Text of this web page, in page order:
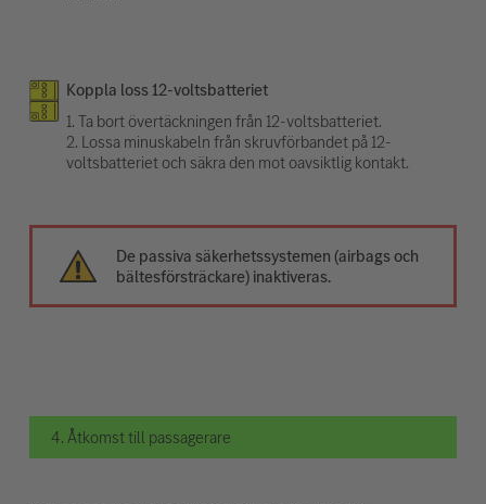
Koppla loss 12-voltsbatteriet
1. Ta bort övertäckningen från 12-voltsbatteriet.
2. Lossa minuskabeln från skruvförbandet på 12-
voltsbatteriet och säkra den mot oavsiktlig kontakt.
De passiva säkerhetssystemen (airbags och
bältesförsträckare) inaktiveras.
4. Åtkomst till passagerare